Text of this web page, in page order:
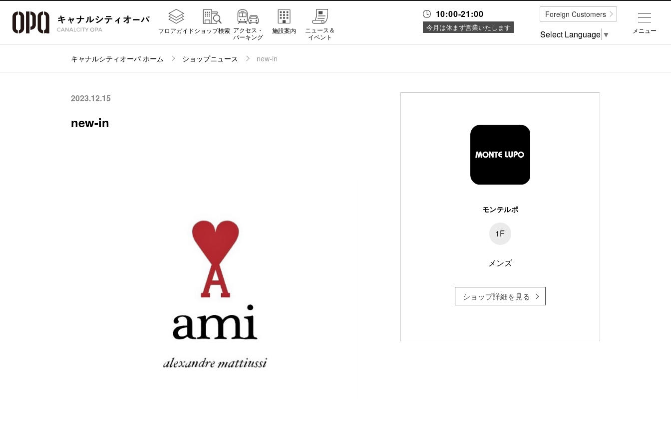
10:00-21:00
今月は休まず営業いたします
フロアガイドショップ検索 アクセス・
パーキング
施設案内
ニュース＆
イベント
キャナルシティオーパ ホーム ショップニュース new-in
2023.12.15
new-in
モンテルポ
1F
メンズ
ショップ詳細を見る
メニュー
Foreign Customers
Select Language ▼